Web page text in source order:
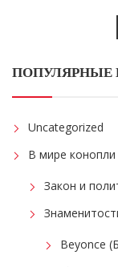
ПОПУЛЯРНЫЕ
Uncategorized
В мире конопли
Закон и
Beyonce